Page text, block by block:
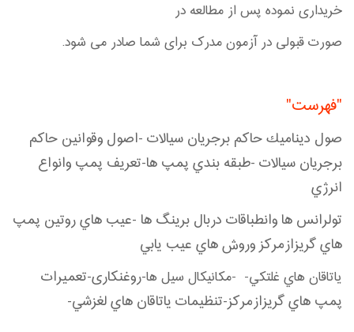
خریداری نموده پس از مطالعه در
صورت قبولی در آزمون مدرک برای شما صادر می شود.
"فهرست"
صول ديناميك حاكم برجريان سيالات -اصول وقوانين حاكم
برجريان سيالات -طبقه بندي پمپ ها-تعريف پمپ وانواع
انرژي
تولرانس ها وانطباقات دربال برينگ ها -عيب هاي روتين پمپ
هاي گريزازمركز وروش هاي عيب يابي
ياتاقان هاي غلتكي- -مكانيكال سيل ها-روغنکاری-تعميرات
پمپ هاي گريزازمركز-تنظيمات ياتاقان هاي لغزشي-